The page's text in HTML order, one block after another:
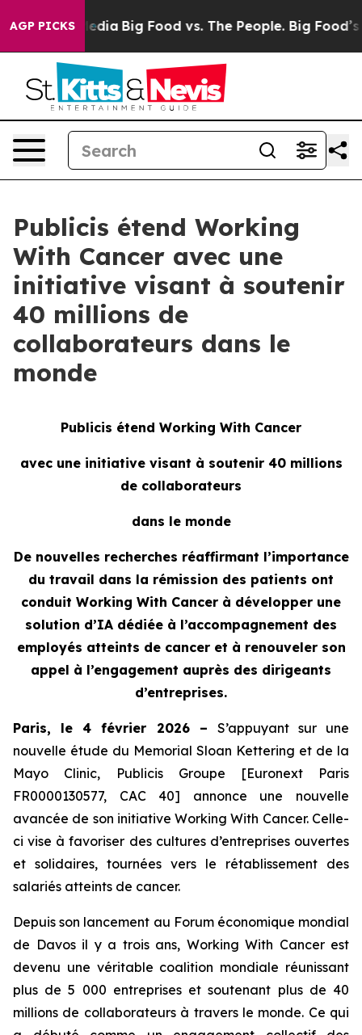
AGP PICKS
Media Big Food vs. The People. Big Food’s 239
Publicis étend Working
With Cancer avec une
initiative visant à soutenir
40 millions de
collaborateurs dans le
monde
Publicis étend Working With Cancer
avec une initiative visant à soutenir 40 millions
de collaborateurs
dans le monde
De nouvelles recherches réaffirmant l’importance
du travail dans la rémission des patients ont
conduit Working With Cancer à développer une
solution d’IA dédiée à l’accompagnement des
employés atteints de cancer et à renouveler son
appel à l’engagement auprès des dirigeants
d’entreprises.
Paris, le 4 février 2026 – S’appuyant sur une
nouvelle étude du Memorial Sloan Kettering et de la
Mayo Clinic, Publicis Groupe [Euronext Paris
FR0000130577, CAC 40] annonce une nouvelle
avancée de son initiativeWorking With Cancer. Celle-
ci vise à favoriser des cultures d’entreprises ouvertes
et solidaires, tournées vers le rétablissement des
salariés atteints de cancer.
Depuis son lancement au Forum économique mondial
de Davos il y a trois ans, Working With Cancer est
devenu une véritable coalition mondiale réunissant
plus de 5 000 entreprises et soutenant plus de 40
millions de collaborateurs à travers le monde. Ce qui